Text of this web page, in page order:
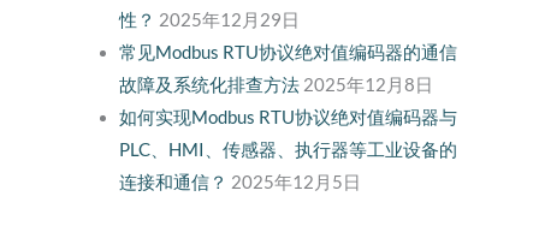
性？ 2025年12月29日
常见Modbus RTU协议绝对值编码器的通信
故障及系统化排查方法 2025年12月8日
如何实现Modbus RTU协议绝对值编码器与
PLC、HMI、传感器、执行器等工业设备的
连接和通信？ 2025年12月5日